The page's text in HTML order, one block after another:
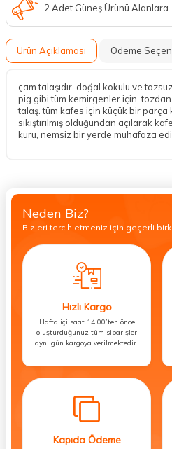
2 Adet Güneş Ürünü Alanlara
Ürün Açıklaması Ödeme
çam talaşıdır. doğal kokulu ve
pig gibi tüm kemirgenler için, tozdan
talaş. tüm kafes için küçük bir parça
sıkıştırılmış olduğundan açılarak
kuru, nemsiz bir yerde muhafaza
Neden Biz?
Bizleri tercih etmeniz için geçerli
Hızlı Kargo
Hafta içi saat 14:00’ten önce
oluşturduğunuz tüm siparişler
aynı gün kargoya verilmektedir.
Kapıda Ödeme